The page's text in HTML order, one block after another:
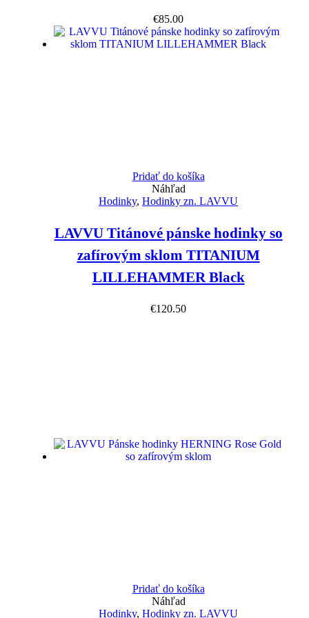
€85.00
Pridať do košíka
Náhľad
Hodinky, Hodinky zn. LAVVU
LAVVU Titánové pánske hodinky so
zafírovým sklom TITANIUM
LILLEHAMMER Black
€120.50
Pridať do košíka
Náhľad
Hodinky, Hodinky zn. LAVVU